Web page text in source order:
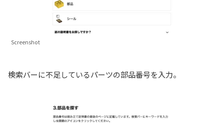
Screenshot
検索バーに不足しているパーツの部品番号を入力。